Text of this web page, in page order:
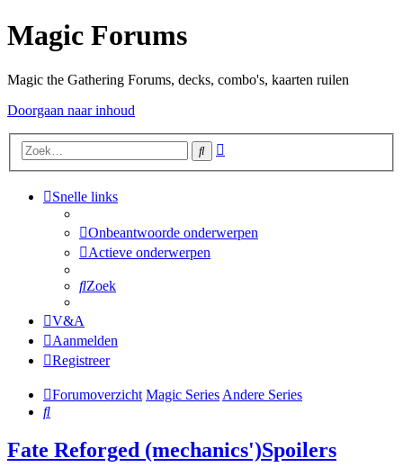
Magic Forums
Magic the Gathering Forums, decks, combo's, kaarten ruilen
Doorgaan naar inhoud
Zoek
Snelle links
Onbeantwoorde onderwerpen
Actieve onderwerpen
Zoek
V&A
Aanmelden
Registreer
Forumoverzicht Magic SeriesAndere Series
Zoek
Fate Reforged (mechanics')Spoilers